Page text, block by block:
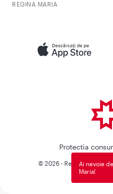
REGINA MARIA
Protectia
© 2026 - Reteaua Privata
Toate
Ai nevoie
Maria!